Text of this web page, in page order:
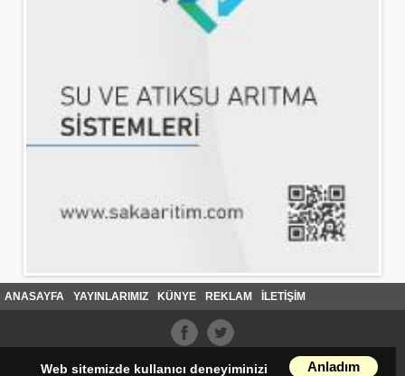
Anladım
Web sitemizde kullanıcı deneyiminizi
ANASAYFA YAYINLARIMIZ KÜNYE REKLAM İLETİŞİM